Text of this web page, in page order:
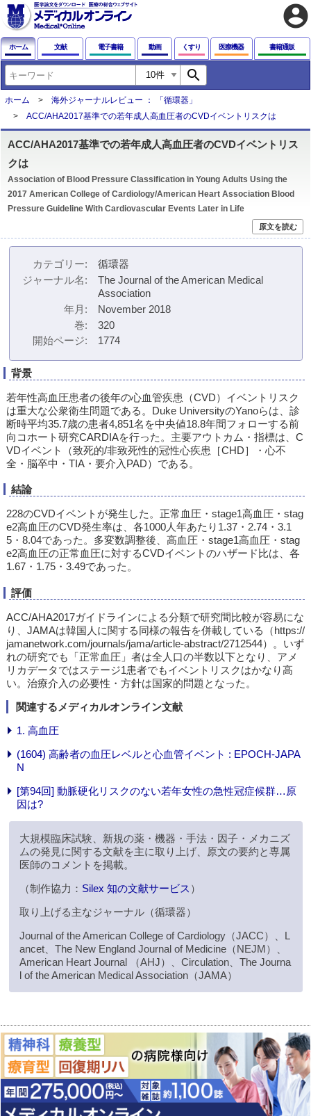
account_circle
ホーム 文献 電子書籍 動画 くすり 医療機器 書籍通販
search
ホーム
海外ジャーナルレビュー ： 「循環器」
ACC/AHA2017基準での若年成人高血圧者のCVDイベントリスクは
ACC/AHA2017基準での若年成人高血圧者のCVDイベントリス
クは
Association of Blood Pressure Classification in Young Adults Using the
2017 American College of Cardiology/American Heart Association Blood
Pressure Guideline With Cardiovascular Events Later in Life
原文を読む
カテゴリー
循環器
ジャーナル名
The Journal of the American Medical
Association
年月
November 2018
巻
320
開始ページ
1774
背景
若年性高血圧患者の後年の心血管疾患（CVD）イベントリスク
は重大な公衆衛生問題である。Duke UniversityのYanoらは、診
断時平均35.7歳の患者4,851名を中央値18.8年間フォローする前
向コホート研究CARDIAを行った。主要アウトカム・指標は、C
VDイベント（致死的/非致死性的冠性心疾患［CHD］・心不
全・脳卒中・TIA・要介入PAD）である。
結論
228のCVDイベントが発生した。正常血圧・stage1高血圧・stag
e2高血圧のCVD発生率は、各1000人年あたり1.37・2.74・3.1
5・8.04であった。多変数調整後、高血圧・stage1高血圧・stag
e2高血圧の正常血圧に対するCVDイベントのハザード比は、各
1.67・1.75・3.49であった。
評価
ACC/AHA2017ガイドラインによる分類で研究間比較が容易にな
り、JAMAは韓国人に関する同様の報告を併載している（https://
jamanetwork.com/journals/jama/article-abstract/2712544）。いず
れの研究でも「正常血圧」者は全人口の半数以下となり、アメ
リカデータではステージ1患者でもイベントリスクはかなり高
い。治療介入の必要性・方針は国家的問題となった。
関連するメディカルオンライン文献
1. 高血圧
(1604) 高齢者の血圧レベルと心血管イベント : EPOCH-JAPA
N
[第94回] 動脈硬化リスクのない若年女性の急性冠症候群…原
因は?
大規模臨床試験、新規の薬・機器・手法・因子・メカニズ
ムの発見に関する文献を主に取り上げ、原文の要約と専属
医師のコメントを掲載。
（制作協力： Silex 知の文献サービス ）
取り上げる主なジャーナル（循環器）
Journal of the American College of Cardiology（JACC）、L
ancet、The New England Journal of Medicine（NEJM）、
American Heart Journal （AHJ）、Circulation、The Journa
l of the American Medical Association（JAMA）